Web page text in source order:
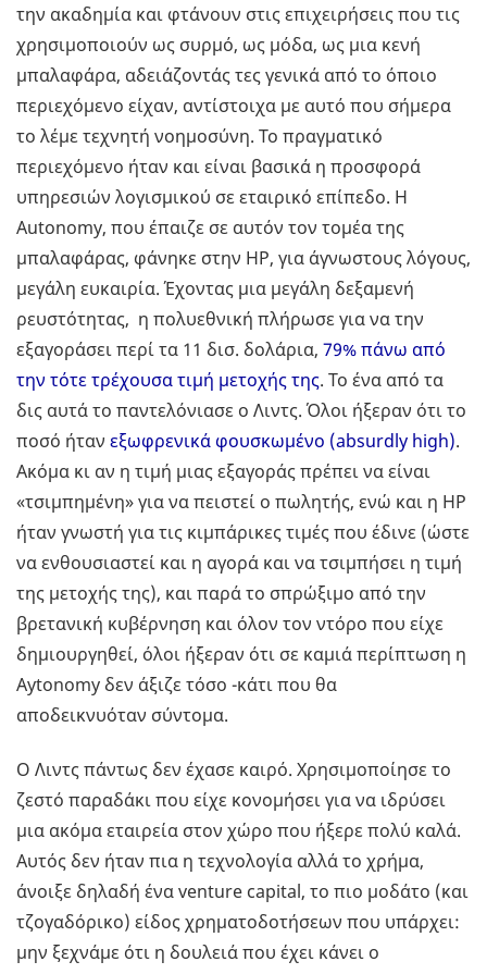
την ακαδημία και φτάνουν στις επιχειρήσεις που τις
χρησιμοποιούν ως συρμό, ως μόδα, ως μια κενή
μπαλαφάρα, αδειάζοντάς τες γενικά από το όποιο
περιεχόμενο είχαν, αντίστοιχα με αυτό που σήμερα
το λέμε τεχνητή νοημοσύνη. Το πραγματικό
περιεχόμενο ήταν και είναι βασικά η προσφορά
υπηρεσιών λογισμικού σε εταιρικό επίπεδο. Η
Autonomy, που έπαιζε σε αυτόν τον τομέα της
μπαλαφάρας, φάνηκε στην HP, για άγνωστους λόγους,
μεγάλη ευκαιρία. Έχοντας μια μεγάλη δεξαμενή
ρευστότητας, η πολυεθνική πλήρωσε για να την
εξαγοράσει περί τα 11 δισ. δολάρια, 79% πάνω από
την τότε τρέχουσα τιμή μετοχής της. Το ένα από τα
δις αυτά το παντελόνιασε ο Λιντς. Όλοι ήξεραν ότι το
ποσό ήταν εξωφρενικά φουσκωμένο (absurdly high).
Ακόμα κι αν η τιμή μιας εξαγοράς πρέπει να είναι
«τσιμπημένη» για να πειστεί ο πωλητής, ενώ και η HP
ήταν γνωστή για τις κιμπάρικες τιμές που έδινε (ώστε
να ενθουσιαστεί και η αγορά και να τσιμπήσει η τιμή
της μετοχής της), και παρά το σπρώξιμο από την
βρετανική κυβέρνηση και όλον τον ντόρο που είχε
δημιουργηθεί, όλοι ήξεραν ότι σε καμιά περίπτωση η
Aytonomy δεν άξιζε τόσο -κάτι που θα
αποδεικνυόταν σύντομα.
Ο Λιντς πάντως δεν έχασε καιρό. Χρησιμοποίησε το
ζεστό παραδάκι που είχε κονομήσει για να ιδρύσει
μια ακόμα εταιρεία στον χώρο που ήξερε πολύ καλά.
Αυτός δεν ήταν πια η τεχνολογία αλλά το χρήμα,
άνοιξε δηλαδή ένα venture capital, το πιο μοδάτο (και
τζογαδόρικο) είδος χρηματοδοτήσεων που υπάρχει:
μην ξεχνάμε ότι η δουλειά που έχει κάνει ο